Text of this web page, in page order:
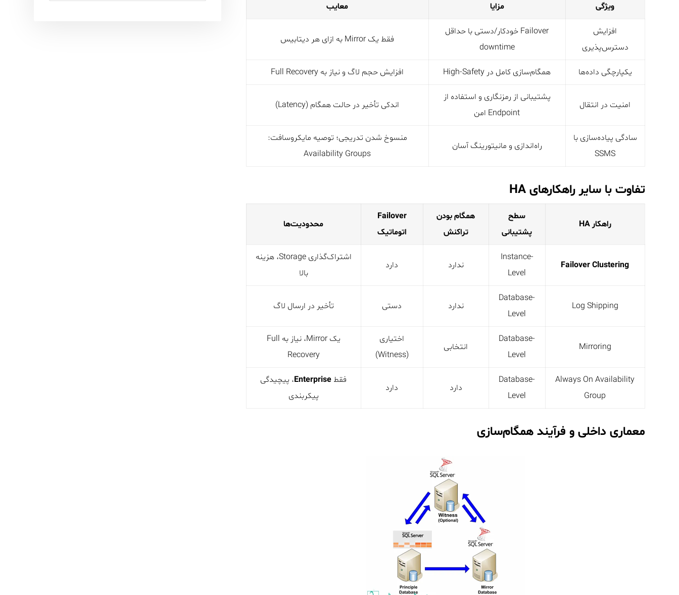
ویژگی مزایا معایب
افزایش
دسترس‌پذیری
Failover خودکار/دستی با حداقل
downtime
فقط یک Mirror به ازای هر دیتابیس
یکپارچگی داده‌ها همگام‌سازی کامل در High-Safety افزایش حجم لاگ و نیاز به Full Recovery
امنیت در انتقال
پشتیبانی از رمزنگاری و استفاده از
Endpoint امن
اندکی تأخیر در حالت همگام (Latency)
سادگی پیاده‌سازی با
SSMS
راه‌اندازی و مانیتورینگ آسان
منسوخ شدن تدریجی؛ توصیه مایکروسافت:
Availability Groups
تفاوت با سایر راهکارهای HA
راهکار HA
سطح
پشتیبانی
همگام بودن
تراکنش
Failover
اتوماتیک
محدودیت‌ها
Failover Clustering
Instance-
Level
ندارد دارد
اشتراک‌گذاری Storage، هزینه
بالا
Log Shipping
Database-
Level
ندارد دستی تأخیر در ارسال لاگ
Mirroring
Database-
Level
انتخابی
اختیاری
(Witness)
یک Mirror، نیاز به Full
Recovery
Always On Availability
Group
Database-
Level
دارد دارد
فقط Enterprise، پیچیدگی
پیکربندی
معماری داخلی و فرآیند همگام‌سازی